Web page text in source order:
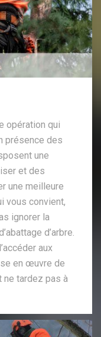
opération qui
présence des
une
et des
une meilleure
vous convient,
ignorer la
d’arbre.
aux
en œuvre de
ne tardez pas à